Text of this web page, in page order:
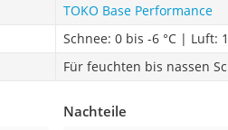
TOKO Base Performance
Schnee: 0 bis -6 °C | Luft:
Für feuchten bis nassen
Nachteile